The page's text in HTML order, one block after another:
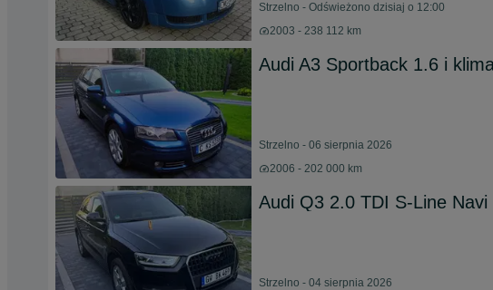
Strzelno - Odświeżono dzisiaj o 12:00
2003 - 238 112 km
Audi A3 Sportback 1.6 i
Strzelno - 06 sierpnia 2026
2006 - 202 000 km
Audi Q3 2.0 TDI S-Line Navi
Strzelno - 04 sierpnia 2026